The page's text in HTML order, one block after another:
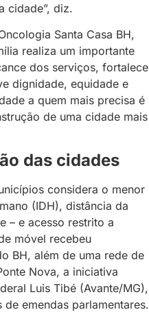
cidade”, diz.
Santa Casa BH,
realiza um importante
dos serviços, fortalece
dignidade, equidade e
a quem mais precisa é
de uma cidade mais
das cidades
considera o menor
(IDH), distância da
– e acesso restrito a
móvel recebeu
BH, além de uma rede de
Nova, a iniciativa
Luis Tibé (Avante/MG),
emendas parlamentares.